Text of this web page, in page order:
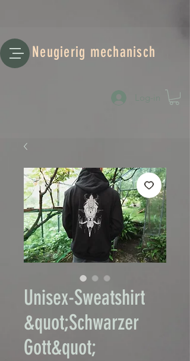
Neugierig mechanisch
Log-in
Unisex-Sweatshirt
&quot;Schwarzer
Gott&quot;